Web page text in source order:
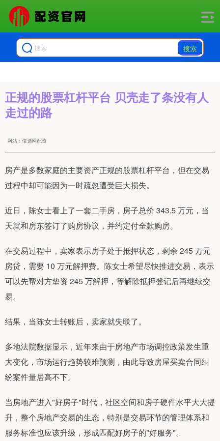
搜索
正规的股票杠杆平台 贝壳走了条没有人
走过的路
网站：倍选网配资
房产是多数家庭的主要资产正规的股票杠杆平台，但在交易
过程中却可能因为一时疏忽遭受巨大损失。
近日，陈女士看上了一套二手房，房子总价 343.5 万元，当
天就和房东签订了购房协议，并约定付全款购房。
在交易过程中，卖家表示房子处于抵押状态，剩余 245 万元
房贷，需要 10 万元解押费。陈女士希望尽快推进交易，表示
可以先帮对方垫资 245 万解押，等解除抵押登记后再继续交
易。
结果，当陈女士转账后，卖家就失联了。
多地法院数据显示，近年来由于房地产市场调控政策发生重
大变化，市场运行趋势较难预测，由此导致房屋买卖合同纠
纷案件量居高不下。
当房地产进入"好房子"时代，社区空间和房子硬件水平大大提
升，整个房地产交易的生态，特别是交易环节的管理体系和
服务标准也应该升级，形成匹配好房子的"好服务"。